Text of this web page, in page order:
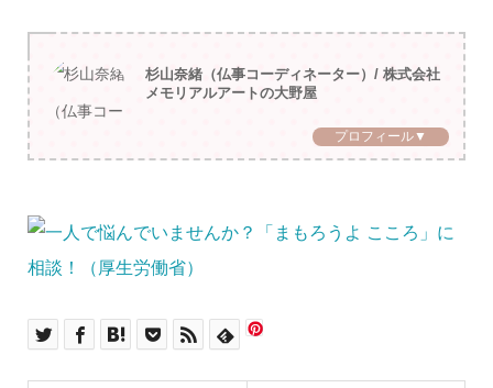
杉山奈緒（仏事コーディネーター）/ 株式会社
メモリアルアートの大野屋
プロフィール▼